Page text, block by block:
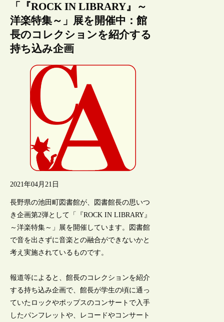
「『ROCK IN LIBRARY』～
洋楽特集～」展を開催中：館
長のコレクションを紹介する
持ち込み企画
2021年04月21日
長野県の池田町図書館が、図書館長の思いつ
き企画第2弾として「『ROCK IN LIBRARY』
～洋楽特集～」展を開催しています。図書館
で音を出さずに音楽との融合ができないかと
考え実施されているものです。
報道等によると、館長のコレクションを紹介
する持ち込み企画で、館長が学生の頃に通っ
ていたロックやポップスのコンサートで入手
したパンフレットや、レコードやコンサート